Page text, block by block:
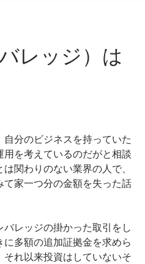
レッジ）は
分のビジネスを持っていた
を考えているのだがと相談
関わりのない業界の人で、
家一つ分の金額を失った話
レッジの掛かった取引をし
多額の追加証拠金を求めら
れ以来投資はしていないそ